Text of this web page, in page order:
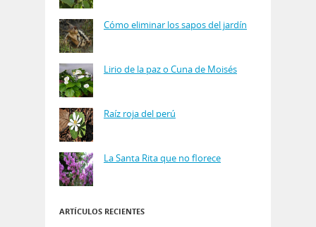
Cómo eliminar los sapos del jardín
Lirio de la paz o Cuna de Moisés
Raíz roja del perú
La Santa Rita que no florece
ARTÍCULOS RECIENTES